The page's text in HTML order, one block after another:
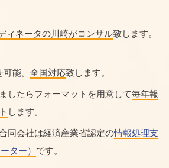
ィネータの川崎がコンサル致します。
能。 全国対応致します。
したらフォーマットを用意して毎年報
します。
同会社は経済産業省認定の情報処理支
ター） です。